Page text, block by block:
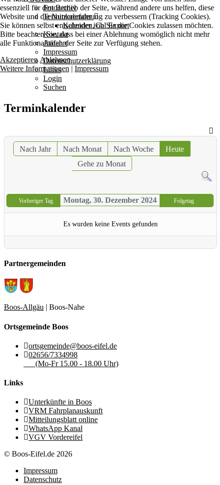
Fotoarchiv
Terminkalender
Kalender iCal Export
Kontakt
Anfahrt
Impressum
Datenschutzerklärung
Links
Login
Suchen
Terminkalender
Nach Jahr Nach Monat Nach Woche
Heute
Gehe zu Monat
Vorheriger Tag Montag, 30. Dezember 2024 Folgetag
Es wurden keine Events gefunden
Partnergemeinden
Boos-Allgäu | Boos-Nahe
Ortsgemeinde Boos
ortsgemeinde@boos-eifel.de
02656/7334998
(Mo-Fr 15.00 - 18.00 Uhr)
Links
Unterkünfte in Boos
VRM Fahrplanauskunft
Mitteilungsblatt online
WhatsApp Kanal
VGV Vordereifel
© Boos-Eifel.de 2026
Impressum
Datenschutz
essenziell für den Betrieb der Seite, während andere uns helfen, diese
Website und die Nutzererfahrung zu verbessern (Tracking Cookies).
Sie können selbst entscheiden, ob Sie die Cookies zulassen möchten.
Bitte beachten Sie, dass bei einer Ablehnung womöglich nicht mehr
alle Funktionalitäten der Seite zur Verfügung stehen.
Akzeptieren Ablehnen
Weitere Informationen | Impressum